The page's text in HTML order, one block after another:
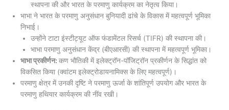
स्थापना की और भारत के परमाणु कार्यक्रम का नेतृत्व किया।
भाभा ने भारत के परमाणु अनुसंधान बुनियादी ढांचे के विकास में महत्वपूर्ण भूमिका
निभाई।
उन्होंने टाटा इंस्टीट्यूट ऑफ फंडामेंटल रिसर्च (TIFR) की स्थापना की।
भाभा परमाणु अनुसंधान केंद्र (बीएआरसी) की स्थापना में महत्वपूर्ण भूमिका।
भाभा प्रकीर्णन: कण भौतिकी में इलेक्ट्रॉन-पॉजिट्रॉन प्रकीर्णन के सिद्धांत को
विकसित किया (क्वांटम इलेक्ट्रोडायनामिक्स के लिए महत्वपूर्ण)।
परमाणु क्षेत्र में उनकी दृष्टि ने परमाणु ऊर्जा के शांतिपूर्ण उपयोग और भारत के
परमाणु हथियार कार्यक्रम की नींव रखी।